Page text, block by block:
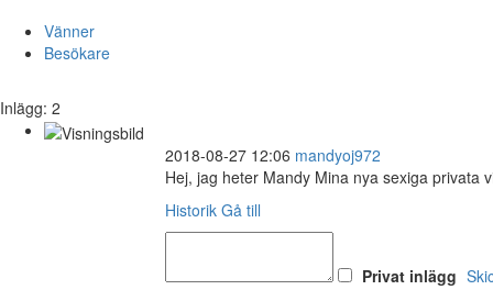
Vänner
Besökare
Inlägg: 2
2018-08-27 12:06 mandyoj972
Hej, jag heter Mandy Mina nya sexiga privata
Historik Gå till
Privat inlägg